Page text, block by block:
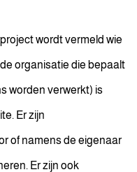
wordt vermeld wie
organisatie die bepaalt
worden verwerkt) is
Er zijn
of namens de eigenaar
Er zijn ook